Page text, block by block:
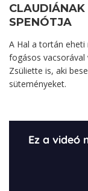
SPENÓTJA
A Hal a tortán eheti
fogásos vacsorával
Zsüliette is, aki
süteményeket.